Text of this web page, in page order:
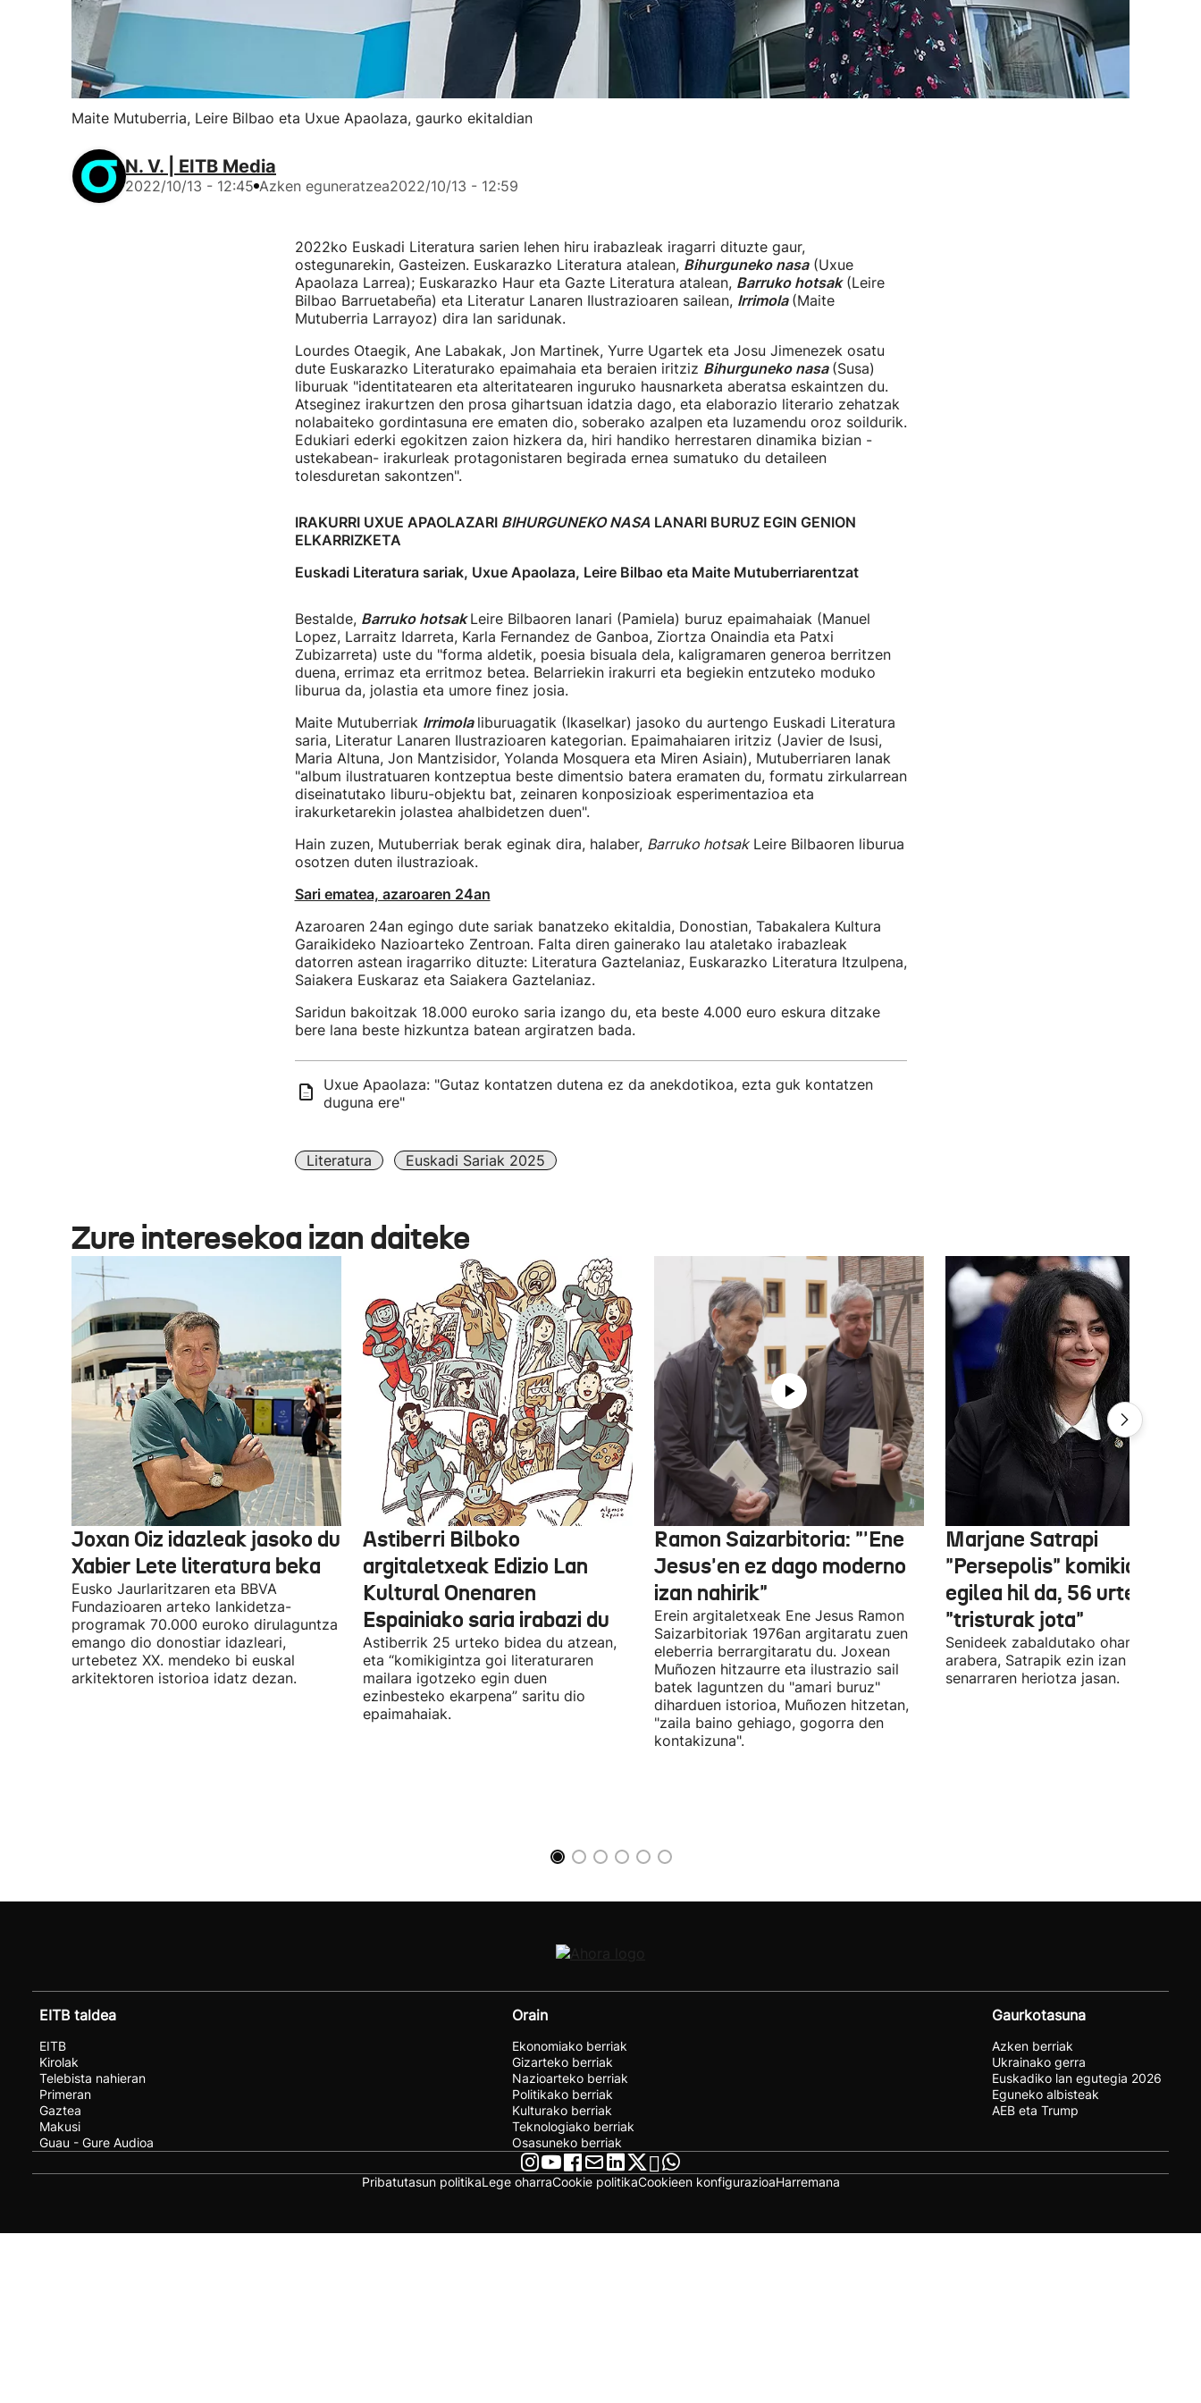
Maite Mutuberria, Leire Bilbao eta Uxue Apaolaza, gaurko ekitaldian
N. V. | EITB Media
2022/10/13 - 12:45 Azken eguneratzea2022/10/13 - 12:59
2022ko Euskadi Literatura sarien lehen hiru irabazleak iragarri dituzte gaur,
ostegunarekin, Gasteizen. Euskarazko Literatura atalean, Bihurguneko nasa(Uxue
Apaolaza Larrea); Euskarazko Haur eta Gazte Literatura atalean, Barruko hotsak(Leire
Bilbao Barruetabeña) eta Literatur Lanaren Ilustrazioaren sailean, Irrimola (Maite
Mutuberria Larrayoz) dira lan saridunak.
Lourdes Otaegik, Ane Labakak, Jon Martinek, Yurre Ugartek eta Josu Jimenezek osatu
dute Euskarazko Literaturako epaimahaia eta beraien iritziz Bihurguneko nasa (Susa)
liburuak "identitatearen eta alteritatearen inguruko hausnarketa aberatsa eskaintzen du.
Atseginez irakurtzen den prosa gihartsuan idatzia dago, eta elaborazio literario zehatzak
nolabaiteko gordintasuna ere ematen dio, soberako azalpen eta luzamendu oroz soildurik.
Edukiari ederki egokitzen zaion hizkera da, hiri handiko herrestaren dinamika bizian -
ustekabean- irakurleak protagonistaren begirada ernea sumatuko du detaileen
tolesduretan sakontzen".
IRAKURRI UXUE APAOLAZARI BIHURGUNEKO NASALANARI BURUZ EGIN GENION
ELKARRIZKETA
Euskadi Literatura sariak, Uxue Apaolaza, Leire Bilbao eta Maite Mutuberriarentzat
Bestalde, Barruko hotsak Leire Bilbaoren lanari (Pamiela) buruz epaimahaiak (Manuel
Lopez, Larraitz Idarreta, Karla Fernandez de Ganboa, Ziortza Onaindia eta Patxi
Zubizarreta) uste du "forma aldetik, poesia bisuala dela, kaligramaren generoa berritzen
duena, errimaz eta erritmoz betea. Belarriekin irakurri eta begiekin entzuteko moduko
liburua da, jolastia eta umore finez josia.
Maite Mutuberriak Irrimola liburuagatik (Ikaselkar) jasoko du aurtengo Euskadi Literatura
saria, Literatur Lanaren Ilustrazioaren kategorian. Epaimahaiaren iritziz (Javier de Isusi,
Maria Altuna, Jon Mantzisidor, Yolanda Mosquera eta Miren Asiain), Mutuberriaren lanak
"album ilustratuaren kontzeptua beste dimentsio batera eramaten du, formatu zirkularrean
diseinatutako liburu-objektu bat, zeinaren konposizioak esperimentazioa eta
irakurketarekin jolastea ahalbidetzen duen".
Hain zuzen, Mutuberriak berak eginak dira, halaber, Barruko hotsakLeire Bilbaoren liburua
osotzen duten ilustrazioak.
Sari ematea, azaroaren 24an
Azaroaren 24an egingo dute sariak banatzeko ekitaldia, Donostian, Tabakalera Kultura
Garaikideko Nazioarteko Zentroan. Falta diren gainerako lau ataletako irabazleak
datorren astean iragarriko dituzte: Literatura Gaztelaniaz, Euskarazko Literatura Itzulpena,
Saiakera Euskaraz eta Saiakera Gaztelaniaz.
Saridun bakoitzak 18.000 euroko saria izango du, eta beste 4.000 euro eskura ditzake
bere lana beste hizkuntza batean argiratzen bada.
Uxue Apaolaza: "Gutaz kontatzen dutena ez da anekdotikoa, ezta guk kontatzen
duguna ere"
Literatura Euskadi Sariak 2025
Zure interesekoa izan daiteke
Joxan Oiz idazleak jasoko du
Xabier Lete literatura beka
Eusko Jaurlaritzaren eta BBVA
Fundazioaren arteko lankidetza-
programak 70.000 euroko dirulaguntza
emango dio donostiar idazleari,
urtebetez XX. mendeko bi euskal
arkitektoren istorioa idatz dezan.
Astiberri Bilboko
argitaletxeak Edizio Lan
Kultural Onenaren
Espainiako saria irabazi du
Astiberrik 25 urteko bidea du atzean,
eta “komikigintza goi literaturaren
mailara igotzeko egin duen
ezinbesteko ekarpena” saritu dio
epaimahaiak.
Ramon Saizarbitoria: "'Ene
Jesus'en ez dago moderno
izan nahirik"
Erein argitaletxeak Ene Jesus Ramon
Saizarbitoriak 1976an argitaratu zuen
eleberria berrargitaratu du. Joxean
Muñozen hitzaurre eta ilustrazio sail
batek laguntzen du "amari buruz"
diharduen istorioa, Muñozen hitzetan,
"zaila baino gehiago, gogorra den
kontakizuna".
Marjane Satrapi
"Persepolis" komikiaren
egilea hil da, 56 urte
"tristurak jota"
Senideek zabaldutako oharraren
arabera, Satrapik ezin izan du
senarraren heriotza jasan.
EITB taldea
EITB
Kirolak
Telebista nahieran
Primeran
Gaztea
Makusi
Guau - Gure Audioa
Orain
Ekonomiako berriak
Gizarteko berriak
Nazioarteko berriak
Politikako berriak
Kulturako berriak
Teknologiako berriak
Osasuneko berriak
Gaurkotasuna
Azken berriak
Ukrainako gerra
Euskadiko lan egutegia 2026
Eguneko albisteak
AEB eta Trump
Pribatutasun politikaLege oharraCookie politikaCookieen konfigurazioaHarremana